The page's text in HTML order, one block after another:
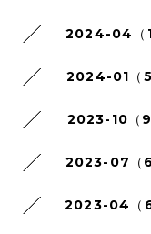
2024-04（1
2024-01（5
2023-10（9
2023-07（6
2023-04（6